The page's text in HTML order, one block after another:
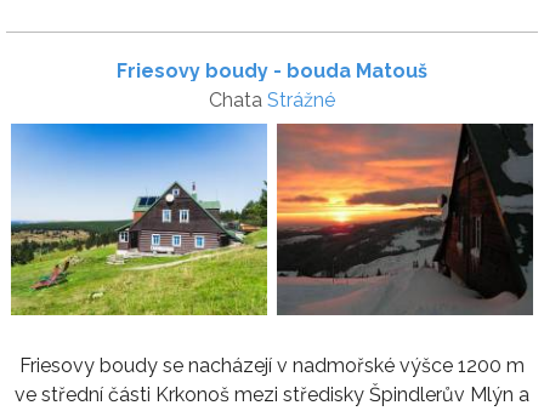
Friesovy boudy - bouda Matouš
Chata Strážné
Friesovy boudy se nacházejí v nadmořské výšce 1200 m
ve střední části Krkonoš mezi středisky Špindlerův Mlýn a